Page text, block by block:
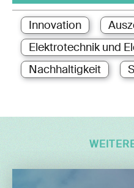
Innovation
Elektrotechnik und
Nachhaltigkeit